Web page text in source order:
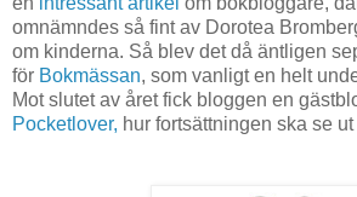
omnämndes så fint av Dorotea
om kinderna. Så blev det då äntligen
för Bokmässan, som vanligt en helt
Mot slutet av året fick bloggen en
Pocketlover, hur fortsättningen ska se